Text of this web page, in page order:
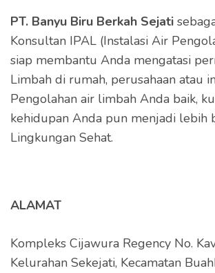
PT. Banyu Biru Berkah Sejati
Konsultan IPAL (Instalasi Air
siap membantu Anda mengatasi
Limbah di rumah, perusahaan atau
Pengolahan air limbah Anda baik,
kehidupan Anda pun menjadi lebih
Lingkungan Sehat.
ALAMAT
Kompleks Cijawura Regency No.
Kelurahan Sekejati, Kecamatan